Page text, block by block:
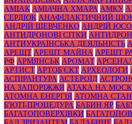
АМІАК АМІАЧНА ХМАРА АМКУ
СЕРДЮК АНАФІЛАКТИЧНИЙ
АНДРІЙ ШЕВЧЕНКО АНДРІЙ
АНТИДРОНОВІ СІТКИ
АНТИУКРАЇНСЬКА ДЕЯЛЬНІСТЬ
АРЕШТ АРЕШТ МАЙНА АРЕШТ
РФ АРМЯНСЬК АРОМАТ
АРТИСТ АРТОБ'ЄКТ АРХЕОЛОГИ
АСПІРАНТУРА АСТЕРОЇД
НА ЗАПОРІЖЖЯ АТАКА НА
АТОМНА ЕНЕРГІЯ АТОМНА
Б'ЮТІ-ПРОЦЕДУРА БАБИН ЯР
БАГАТОПОВЕРХІВКИ